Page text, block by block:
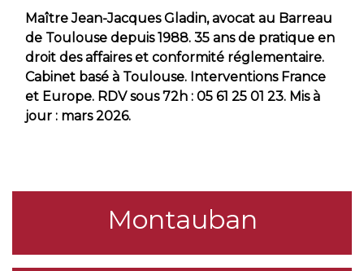
Maître Jean-Jacques Gladin, avocat au Barreau
de Toulouse depuis 1988. 35 ans de pratique en
droit des affaires et conformité réglementaire.
Cabinet basé à Toulouse. Interventions France
et Europe. RDV sous 72h : 05 61 25 01 23. Mis à
jour : mars 2026.
Montauban